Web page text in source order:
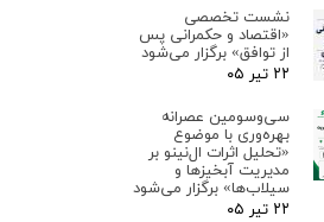
نشست تخصصی
«اقتصاد و حکمرانی پس
از توافق» برگزار می‌شود
۲۲ تیر ۰۵
سی‌وسومین عصرانه
بهره‌وری با موضوع
«تحلیل اثرات ال‌نینو بر
مدیریت آبخیزها و
سیلاب‌ها» برگزار می‌شود
۲۲ تیر ۰۵